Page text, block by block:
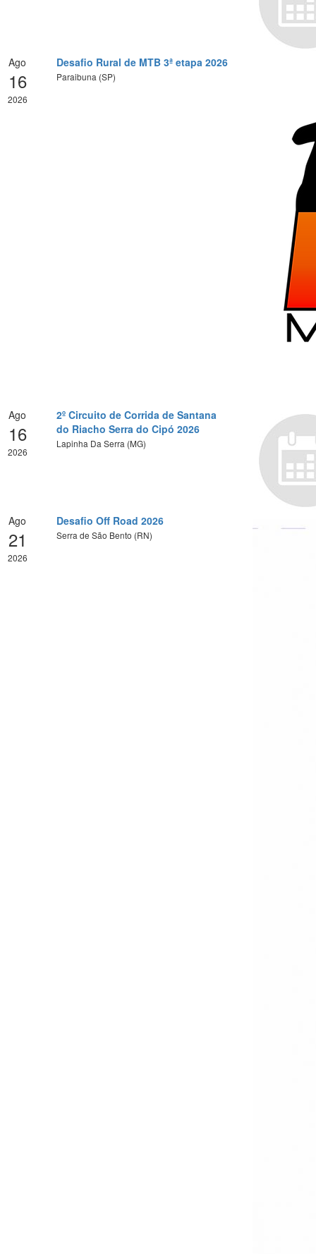
Ago
16
2026
Desafio Rural de MTB 3ª etapa 2026
Paraibuna (SP)
Ago
16
2026
2º Circuito de Corrida de Santana
do Riacho Serra do Cipó 2026
Lapinha Da Serra (MG)
Ago
21
2026
Desafio Off Road 2026
Serra de São Bento (RN)